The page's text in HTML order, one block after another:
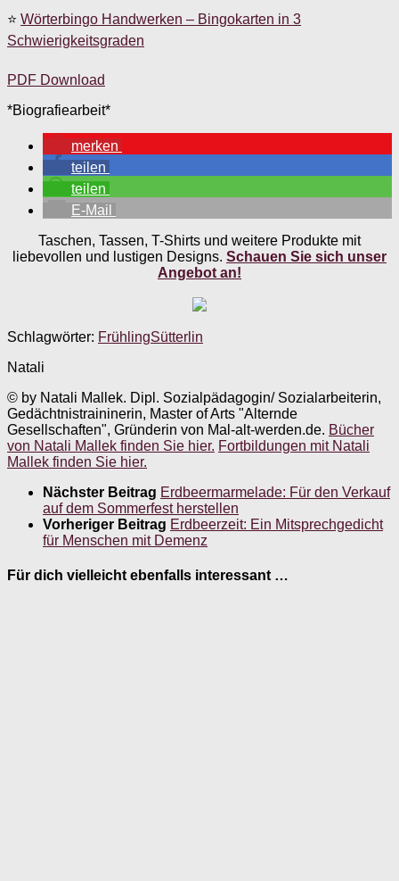
⭐ Wörterbingo Handwerken – Bingokarten in 3
Schwierigkeitsgraden
PDF Download
*Biografiearbeit*
merken
teilen
teilen
E-Mail
Taschen, Tassen, T-Shirts und weitere Produkte mit
liebevollen und lustigen Designs. Schauen Sie sich unser
Angebot an!
Schlagwörter: FrühlingSütterlin
Natali
© by Natali Mallek. Dipl. Sozialpädagogin/ Sozialarbeiterin,
Gedächtnistraininerin, Master of Arts "Alternde
Gesellschaften", Gründerin von Mal-alt-werden.de. Bücher
von Natali Mallek finden Sie hier. Fortbildungen mit Natali
Mallek finden Sie hier.
Nächster Beitrag Erdbeermarmelade: Für den Verkauf
auf dem Sommerfest herstellen
Vorheriger Beitrag Erdbeerzeit: Ein Mitsprechgedicht
für Menschen mit Demenz
Für dich vielleicht ebenfalls interessant …